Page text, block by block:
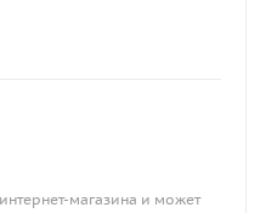
магазина и может